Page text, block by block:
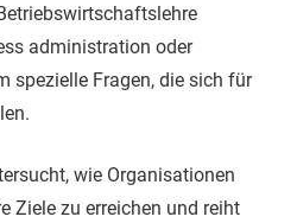
administration oder
spezielle Fragen, die sich für
wie Organisationen
Ziele zu erreichen und reiht